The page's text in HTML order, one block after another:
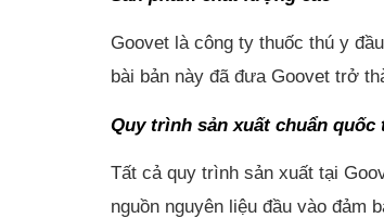
Goovet là công ty thuốc thú y
bài bản này đã đưa Goovet trở
Quy trình sản xuất chuẩn quốc
Tất cả quy trình sản xuất tại
nguồn nguyên liệu đầu vào đảm